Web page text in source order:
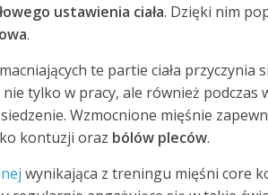
ustawienia ciała. Dzięki nim
.
te partie ciała przyczynia
tylko w pracy, ale również podczas
Wzmocnione mięśnie
kontuzji oraz bólów pleców.
wynikająca z treningu mięśni core